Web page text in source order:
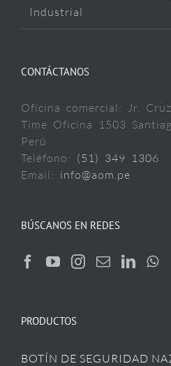
Industrial
CONTÁCTANOS
Oficina comercial: Jr.
Time Oficina 1503
Perú
Teléfono: (51) 349 1306
Email: info@aom.pe
BÚSCANOS EN REDES
PRODUCTOS
BOTÍN DE SEGURIDAD